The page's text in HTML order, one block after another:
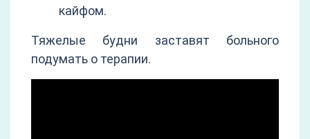
кайфом.
Тяжелые будни заставят больного
подумать о терапии.